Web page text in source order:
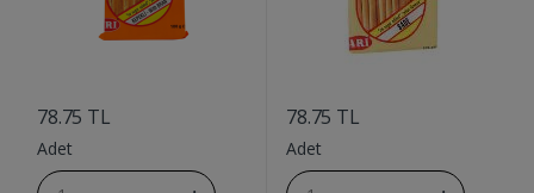
78.75 TL
Adet
78.75 TL
Adet